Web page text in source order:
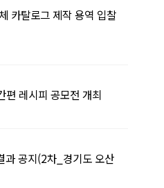
카탈로그 제작 용역 입찰
편 레시피 공모전 개최
과 공지(2차_경기도 오산